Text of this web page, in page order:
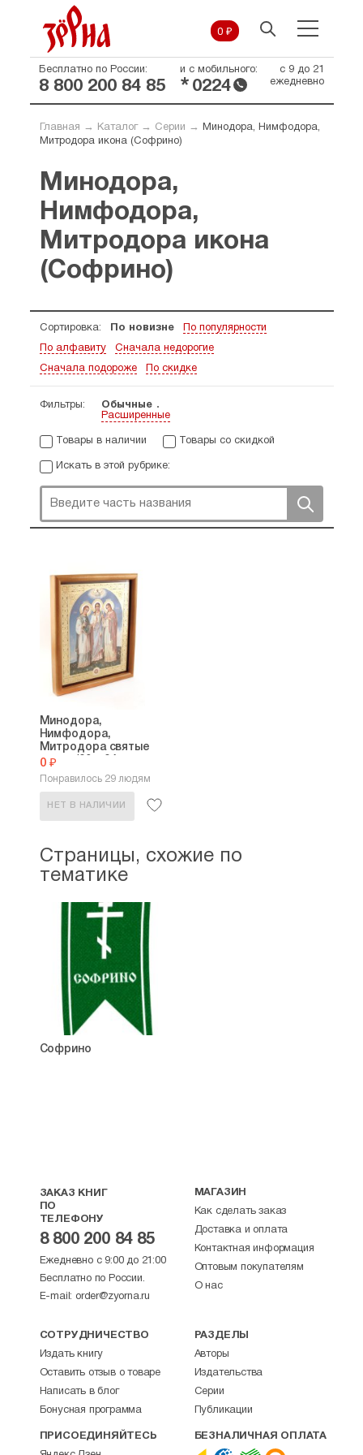
0 ₽
Бесплатно по России:
8 800 200 84 85
и с мобильного:
* 0224
с 9 до 21
ежедневно
Главная → Каталог→ Серии →
Минодора, Нимфодора,
Митродора икона (Софрино)
Минодора,
Нимфодора,
Митродора икона
(Софрино)
Сортировка: По новизне По популярности
По алфавиту Сначала недорогие
Сначала подороже По скидке
Фильтры:
Обычные
Расширенные
Товары в наличии Товары со скидкой
Искать в этой рубрике:
Минодора,
Нимфодора,
Митродора святые
икона (20 х 24...
0 ₽
Понравилось 29 людям
НЕТ В НАЛИЧИИ
Страницы, схожие по
тематике
Софрино
ЗАКАЗ КНИГ
ПО
ТЕЛЕФОНУ
8 800 200 84 85
Ежедневно с 9:00 до 21:00
Бесплатно по России.
E-mail: order@zyorna.ru
МАГАЗИН
Как сделать заказ
Доставка и оплата
Контактная информация
Оптовым покупателям
О нас
СОТРУДНИЧЕСТВО
Издать книгу
Оставить отзыв о товаре
Написать в блог
Бонусная программа
РАЗДЕЛЫ
Авторы
Издательства
Серии
Публикации
ПРИСОЕДИНЯЙТЕСЬ
БЕЗНАЛИЧНАЯ ОПЛАТА